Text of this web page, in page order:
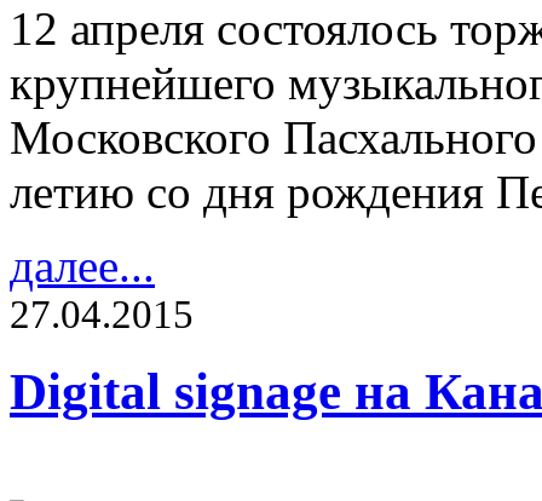
12 апреля состоялось
крупнейшего
Московского
летию со дня рождения
далее...
27.04.2015
Digital signage на